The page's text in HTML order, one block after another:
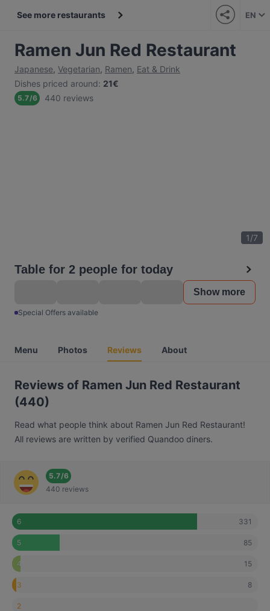
See more restaurants EN
Ramen Jun Red Restaurant
Japanese, Vegetarian, Ramen, Eat & Drink
Dishes priced around: 21€
5.7/6 440 reviews
1/7
Table for 2 people for today
Show more
Special Offers available
Menu Photos Reviews About
Reviews of Ramen Jun Red Restaurant
(440)
Read what people think about Ramen Jun Red Restaurant!
All reviews are written by verified Quandoo diners.
5.7/6
440 reviews
6 331
5 85
4 15
3 8
2